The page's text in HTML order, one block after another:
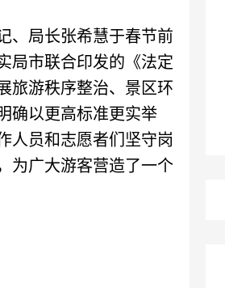
局长张希慧于春节前
局市联合印发的《法定
旅游秩序整治、景区环
确以更高标准更实举
人员和志愿者们坚守岗
为广大游客营造了一个